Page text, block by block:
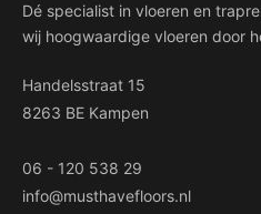
Dé specialist in vloeren en
wij hoogwaardige vloeren door
Handelsstraat 15
8263 BE Kampen
06 - 120 538 29
info@musthavefloors.nl